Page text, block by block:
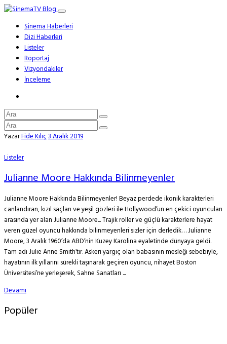
Sinema Haberleri
Dizi Haberleri
Listeler
Röportaj
Vizyondakiler
İnceleme
YazarFide Kılıç3 Aralık 2019
Listeler
Julianne Moore Hakkında Bilinmeyenler
Julianne Moore Hakkında Bilinmeyenler! Beyaz perdede ikonik karakterleri
canlandıran, kızıl saçları ve yeşil gözleri ile Hollywood’un en çekici oyuncuları
arasında yer alan Julianne Moore... Trajik roller ve güçlü karakterlere hayat
veren güzel oyuncu hakkında bilinmeyenleri sizler için derledik… Julianne
Moore, 3 Aralık 1960’da ABD’nin Kuzey Karolina eyaletinde dünyaya geldi.
Tam adı Julie Anne Smith’tir. Askeri yargıç olan babasının mesleği sebebiyle,
hayatının ilk yıllarını sürekli taşınarak geçiren oyuncu, nihayet Boston
Üniversitesi’ne yerleşerek, Sahne Sanatları ...
Devamı
Popüler